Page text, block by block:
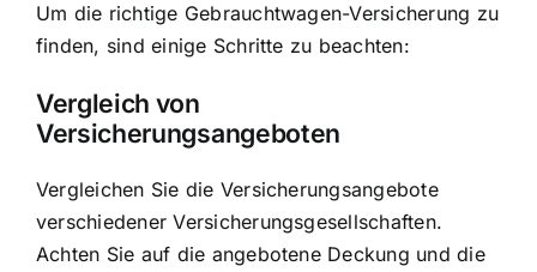
Um die richtige Gebrauchtwagen-Versicherung zu
finden, sind einige Schritte zu beachten:
Vergleich von
Versicherungsangeboten
Vergleichen Sie die Versicherungsangebote
verschiedener Versicherungsgesellschaften.
Achten Sie auf die angebotene Deckung und die